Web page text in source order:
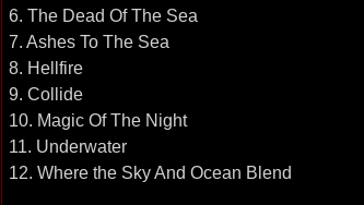
6. The Dead Of The Sea
7. Ashes To The Sea
8. Hellfire
9. Collide
10. Magic Of The Night
11. Underwater
12. Where the Sky And Ocean Blend